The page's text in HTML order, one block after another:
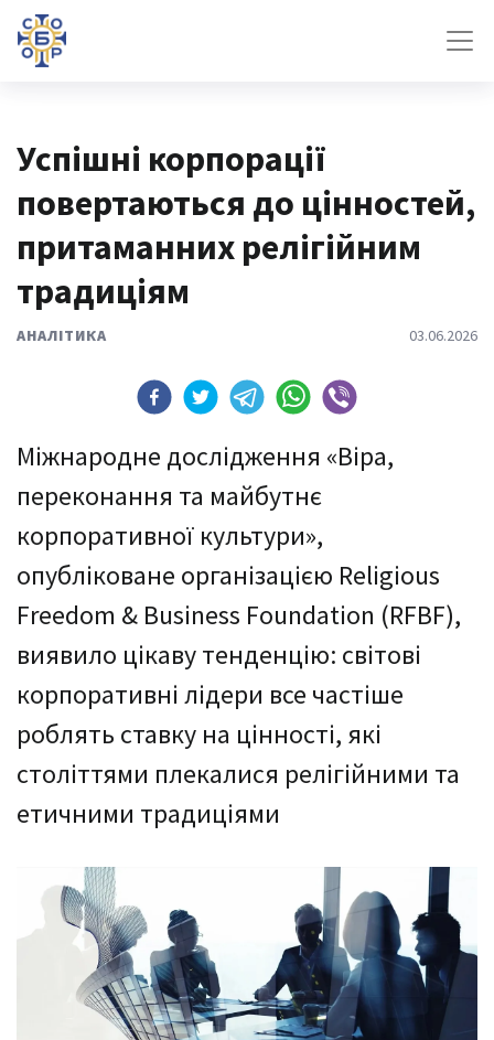
Успішні корпорації
повертаються до цінностей,
притаманних релігійним
традиціям
АНАЛІТИКА 03.06.2026
Міжнародне дослідження «Віра,
переконання та майбутнє
корпоративної культури»,
опубліковане організацією Religious
Freedom & Business Foundation (RFBF),
виявило цікаву тенденцію: світові
корпоративні лідери все частіше
роблять ставку на цінності, які
століттями плекалися релігійними та
етичними традиціями